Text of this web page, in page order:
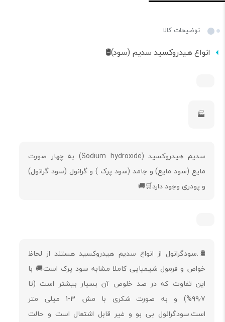
توضیحات کالا
انواع هیدروکسید سدیم (سود)🛢️
🏭
سدیم هیدروکسید (Sodium hydroxide) به چهار صورت
مایع (سود مایع) و جامد (سود پرک ) و گرانول (سود گرانول)
و پودری وجود دارد🛒🚚
🛢️.سودگرانول از انواع سدیم هیدروکسید هستند از لحاظ
خواص و فرمول شیمیایی کاملا مشابه سود پرک است🚚 با
این تفاوت که در صد خلوص آن بسیار بیشتر است (تا
۹۹٫۷%) و به صورت شکری با مش 3-1 میلی متر
است.سودگرانول بی بو و غیر قابل اشتعال است و حالت